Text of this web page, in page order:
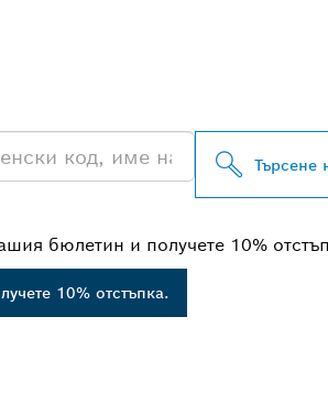
Търсене
бюлетин и получете 10%
10% отстъпка.